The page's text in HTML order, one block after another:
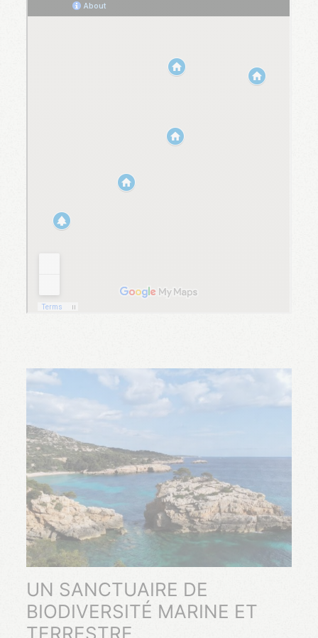
UN SANCTUAIRE DE
BIODIVERSITÉ MARINE ET
TERRESTRE